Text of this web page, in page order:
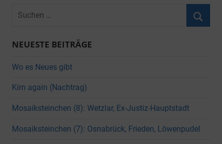
Suchen
NEUESTE BEITRÄGE
Wo es Neues gibt
Kirn again (Nachtrag)
Mosaiksteinchen (8): Wetzlar, Ex-Justiz-Hauptstadt
Mosaiksteinchen (7): Osnabrück, Frieden, Löwenpudel